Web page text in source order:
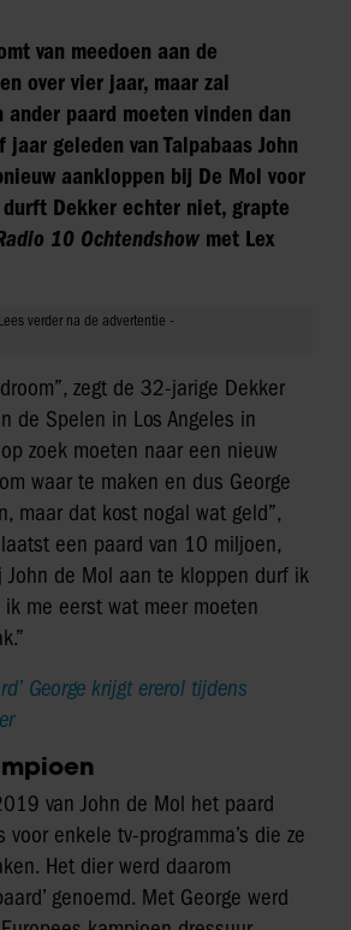
van meedoen aan de
over vier jaar, maar zal
ander paard moeten vinden dan
jaar geleden van Talpabaas John
aankloppen bij De Mol voor
Dekker echter niet, grapte
10 Ochtendshow met Lex
zegt de 32-jarige Dekker
de Spelen in Los Angeles in
zoek moeten naar een nieuw
waar te maken en dus George
maar dat kost nogal wat geld”,
een paard van 10 miljoen,
John de Mol aan te kloppen durf ik
ik me eerst wat meer moeten
George krijgt ererol tijdens
van John de Mol het paard
voor enkele tv-programma’s die ze
Het dier werd daarom
genoemd. Met George werd